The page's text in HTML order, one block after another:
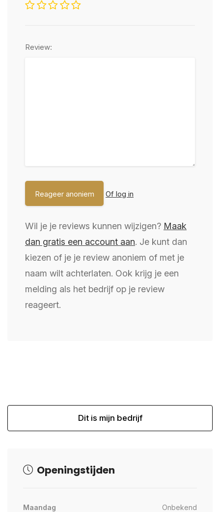
Review:
Of log in
Wil je je reviews kunnen wijzigen? Maak
dan gratis een account aan. Je kunt dan
kiezen of je je review anoniem of met je
naam wilt achterlaten. Ook krijg je een
melding als het bedrijf op je review
reageert.
Dit is mijn bedrijf
Openingstijden
Maandag
Onbekend